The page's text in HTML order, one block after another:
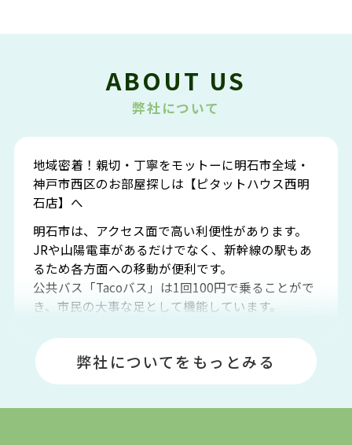
ABOUT US
弊社について
地域密着！親切・丁寧をモットーに明石市全域・
神戸市西区のお部屋探しは【ピタットハウス西明
石店】へ
明石市は、アクセス面で高い利便性があります。
JRや山陽電車があるだけでなく、新幹線の駅もあ
るため各方面への移動が便利です。
公共バス「Tacoバス」は1回100円で乗ることがで
き、市民の大事な足として機能しています。
場や釣りスポットが多くあります。JR「大久保
駅」周辺には、ビブレ・イオンをはじめとした買
い物施設も多くあり、買い物にも困りません。
弊社についてをもっとみる